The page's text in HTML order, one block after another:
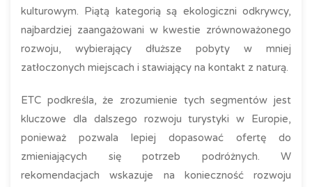
kulturowym. Piątą kategorią są ekologiczni odkrywcy,
najbardziej zaangażowani w kwestie zrównoważonego
rozwoju, wybierający dłuższe pobyty w mniej
zatłoczonych miejscach i stawiający na kontakt z naturą.
ETC podkreśla, że zrozumienie tych segmentów jest
kluczowe dla dalszego rozwoju turystyki w Europie,
ponieważ pozwala lepiej dopasować ofertę do
zmieniających się potrzeb podróżnych. W
rekomendacjach wskazuje na konieczność rozwoju